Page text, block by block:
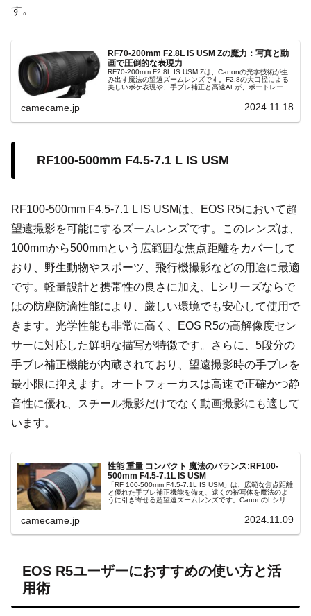
す。
RF70-200mm F2.8L IS USM Zの魔力：写真と動
画で圧倒的な表現力
RF70-200mm F2.8L IS USM Zは、Canonの光学技術が生
み出す魔法の望遠ズームレンズです。F2.8の大口径による
美しいボケ表現や、手ブレ補正と高速AFが、ポートレート
camecame.jp 2024.11.18
RF100-500mm F4.5-7.1 L IS USM
RF100-500mm F4.5-7.1 L IS USMは、EOS R5において超
望遠撮影を可能にするズームレンズです。このレンズは、
100mmから500mmという広範囲な焦点距離をカバーして
おり、野生動物やスポーツ、飛行機撮影などの用途に最適
です。軽量設計と携帯性の良さに加え、Lシリーズならで
はの防塵防滴性能により、厳しい環境でも安心して使用で
きます。光学性能も非常に高く、EOS R5の高解像度セン
サーに対応した鮮明な描写が特徴です。さらに、5段分の
手ブレ補正機能が内蔵されており、望遠撮影時の手ブレを
最小限に抑えます。オートフォーカスは高速で正確かつ静
音性に優れ、スチール撮影だけでなく動画撮影にも適して
います。
性能 重量 コンパクト 魔法のバランス:RF100-
500mm F4.5-7.1L IS USM
「RF 100-500mm F4.5-7.1L IS USM」は、広範な焦点距離
と優れた手ブレ補正機能を備え、遠くの被写体を魔法のよ
うに引き寄せる超望遠ズームレンズです。CanonのLシリー
提供。風景や野生動物、スポーツ撮影に最適な本レンズ
は、厳しい環境下でも耐えうる堅牢なデザインで、創造的
camecame.jp 2024.11.09
EOS R5ユーザーにおすすめの使い方と活
用術